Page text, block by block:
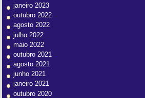
janeiro 2023
outubro 2022
agosto 2022
julho 2022
maio 2022
outubro 2021
agosto 2021
junho 2021
janeiro 2021
outubro 2020